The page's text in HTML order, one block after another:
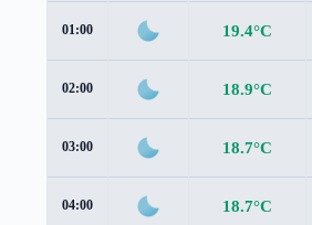
01:00 19.4°C
02:00 18.9°C
03:00 18.7°C
04:00 18.7°C